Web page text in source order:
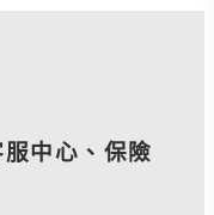
中心、保險